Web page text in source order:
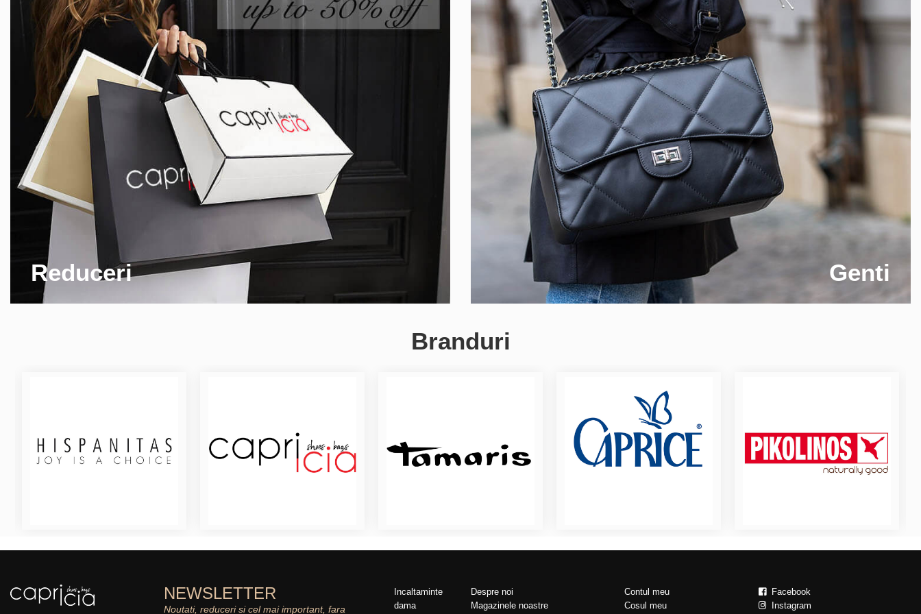
Reduceri Genti
Branduri
NEWSLETTER
Noutati, reduceri si cel mai important, fara
Incaltaminte
dama
Despre noi
Magazinele noastre
Contul meu
Cosul meu
Facebook
Instagram